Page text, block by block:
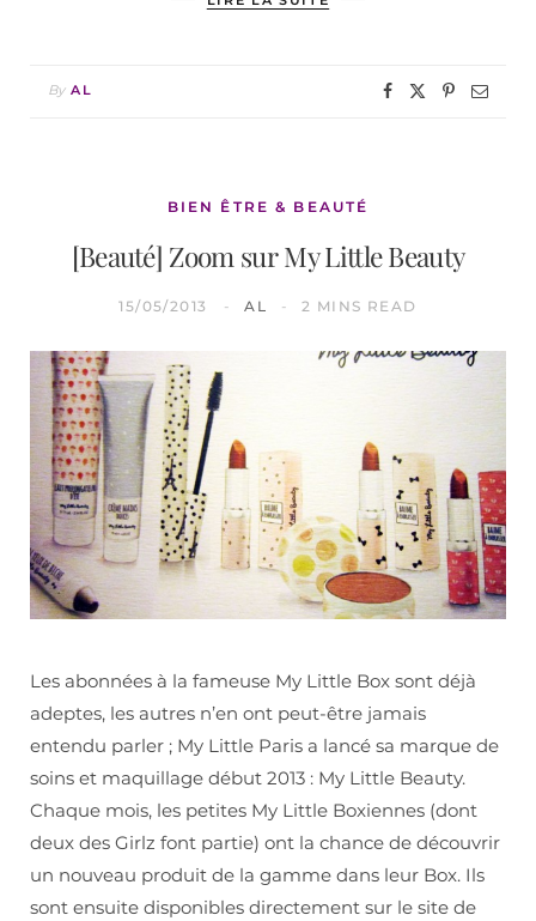
By AL
BIEN ÊTRE & BEAUTÉ
[Beauté] Zoom sur My Little Beauty
15/05/2013 AL 2 MINS READ
Les abonnées à la fameuse My Little Box sont déjà
adeptes, les autres n’en ont peut-être jamais
entendu parler ; My Little Paris a lancé sa marque de
soins et maquillage début 2013 : My Little Beauty.
Chaque mois, les petites My Little Boxiennes (dont
deux des Girlz font partie) ont la chance de découvrir
un nouveau produit de la gamme dans leur Box. Ils
sont ensuite disponibles directement sur le site de